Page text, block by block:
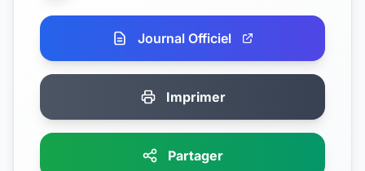
Journal Officiel
Imprimer
Partager